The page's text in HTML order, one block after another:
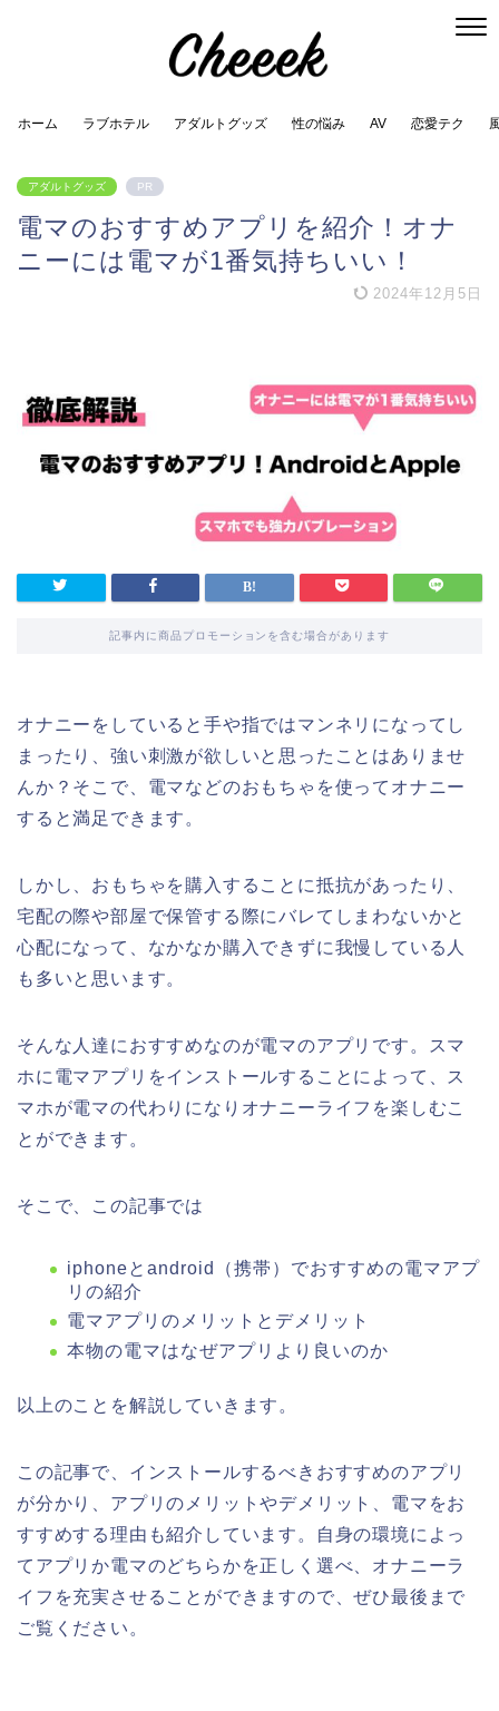
ホーム ラブホテル アダルトグッズ 性の悩み AV 恋愛テク
アダルトグッズ PR
電マのおすすめアプリを紹介！オナ
ニーには電マが1番気持ちいい！
2024年12月5日
記事内に商品プロモーションを含む場合があります
オナニーをしていると手や指ではマンネリになってし
まったり、強い刺激が欲しいと思ったことはありませ
んか？そこで、電マなどのおもちゃを使ってオナニー
すると満足できます。
しかし、おもちゃを購入することに抵抗があったり、
宅配の際や部屋で保管する際にバレてしまわないかと
心配になって、なかなか購入できずに我慢している人
も多いと思います。
そんな人達におすすめなのが電マのアプリです。スマ
ホに電マアプリをインストールすることによって、ス
マホが電マの代わりになりオナニーライフを楽しむこ
とができます。
そこで、この記事では
iphoneとandroid（携帯）でおすすめの電マアプ
リの紹介
電マアプリのメリットとデメリット
本物の電マはなぜアプリより良いのか
以上のことを解説していきます。
この記事で、インストールするべきおすすめのアプリ
が分かり、アプリのメリットやデメリット、電マをお
すすめする理由も紹介しています。自身の環境によっ
てアプリか電マのどちらかを正しく選べ、オナニーラ
イフを充実させることができますので、ぜひ最後まで
ご覧ください。